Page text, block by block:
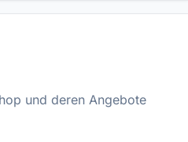
und deren Angebote